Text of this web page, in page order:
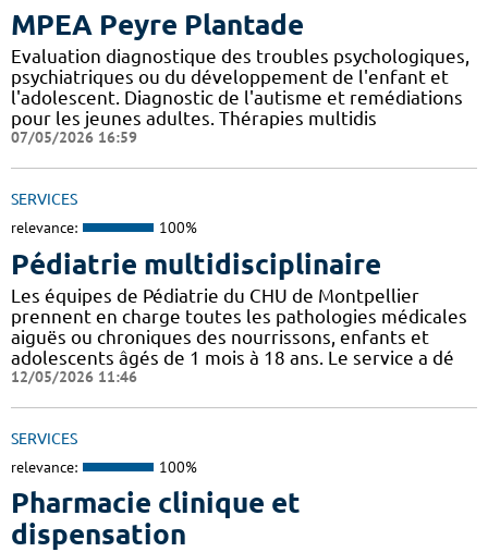
MPEA Peyre Plantade
Evaluation diagnostique des troubles psychologiques,
psychiatriques ou du développement de l'enfant et
l'adolescent. Diagnostic de l'autisme et remédiations
pour les jeunes adultes. Thérapies multidis
07/05/2026 16:59
SERVICES
relevance: 100%
Pédiatrie multidisciplinaire
Les équipes de Pédiatrie du CHU de Montpellier
prennent en charge toutes les pathologies médicales
aiguës ou chroniques des nourrissons, enfants et
adolescents âgés de 1 mois à 18 ans. Le service a dé
12/05/2026 11:46
SERVICES
relevance: 100%
Pharmacie clinique et
dispensation